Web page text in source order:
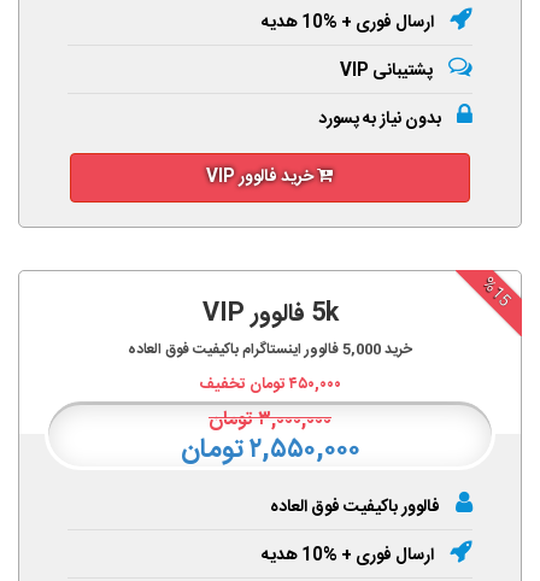
ارسال فوری + %10 هدیه
پشتیبانی VIP
بدون نیاز به پسورد
خرید فالوور VIP
%15
5k فالوور VIP
خرید5,000فالوور اینستاگرام باکیفیت فوق العاده
۴۵۰,۰۰۰تومان تخفیف
۳,۰۰۰,۰۰۰تومان
۲,۵۵۰,۰۰۰ تومان
فالوور باکیفیت فوق العاده
ارسال فوری + %10 هدیه